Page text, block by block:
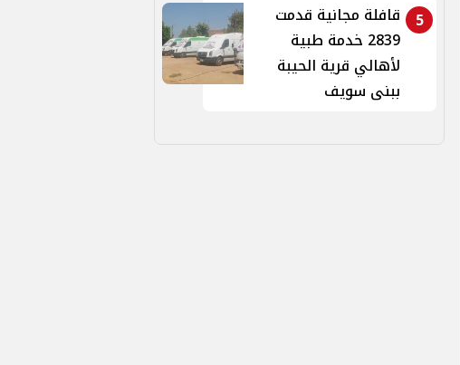
5
قافلة مجانية قدمت
2839 خدمة طبية
لأهالي قرية الحيبة
ببنى سويف